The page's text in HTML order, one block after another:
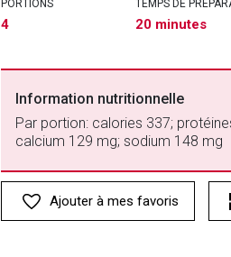
PORTIONS
4
TEMPS DE
20 minutes
Information nutritionnelle
Par portion: calories 337;
calcium 129 mg; sodium 148 mg
Ajouter à mes favoris